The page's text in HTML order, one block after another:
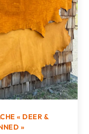
« DEER &
»